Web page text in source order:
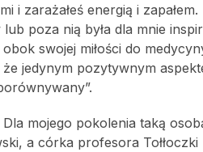
i zarażałeś energią i
poza nią była dla mnie
swojej miłości do
jedynym pozytywnym
mojego pokolenia taką
a córka profesora